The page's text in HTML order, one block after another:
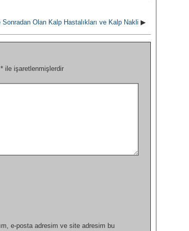
Olan Kalp Hastalıkları ve Kalp Nakli ▶
* ile işaretlenmişlerdir
e-posta adresim ve site adresim bu